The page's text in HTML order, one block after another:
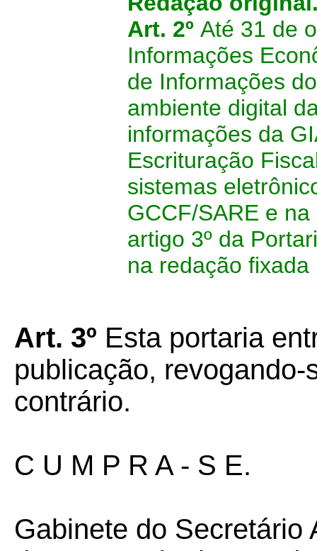
Art. 2º Até 31 de
Informações
de Informações
ambiente digital
informações da
Escrituração
sistemas
GCCF/SARE e
artigo 3º da
na redação
Art. 3º Esta portaria
publicação,
contrário.
C U M P R A - S E.
Gabinete do Secretário